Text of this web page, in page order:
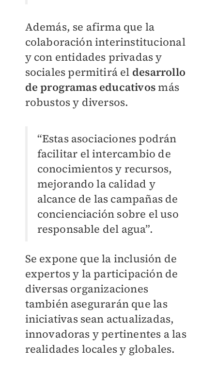
Además, se afirma que la
colaboración interinstitucional
y con entidades privadas y
sociales permitirá el desarrollo
de programas educativosmás
robustos y diversos.
“Estas asociaciones podrán
facilitar el intercambio de
conocimientos y recursos,
mejorando la calidad y
alcance de las campañas de
concienciación sobre el uso
responsable del agua”.
Se expone que la inclusión de
expertos y la participación de
diversas organizaciones
también asegurarán que las
iniciativas sean actualizadas,
innovadoras y pertinentes a las
realidades locales y globales.